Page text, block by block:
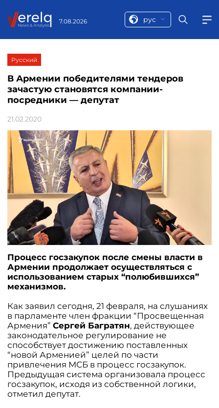
7.08.2026 рус
Русский
В Армении победителями тендеров
зачастую становятся компании-
посредники — депутат
21.02.2020
Процесс госзакупок после смены власти в
Армении продолжает осуществляться с
использованием старых “полюбившихся”
механизмов.
Как заявил сегодня, 21 февраля, на слушаниях
в парламенте член фракции “Просвещенная
Армения” Сергей Багратян, действующее
законодательное регулирование не
способствует достижению поставленных
“новой Арменией” целей по части
привлечения МСБ в процесс госзакупок.
Предыдущая система организовала процесс
госзакупок, исходя из собственной логики,
отметил депутат.